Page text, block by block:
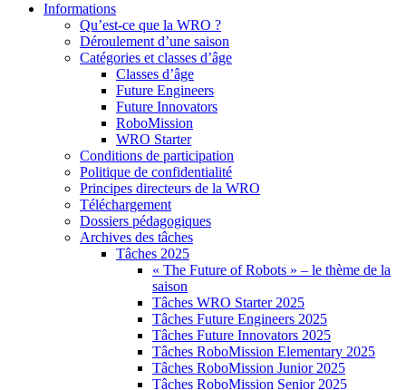
Informations
Qu’est-ce que la WRO ?
Déroulement d’une saison
Catégories et classes d’âge
Classes d’âge
Future Engineers
Future Innovators
RoboMission
WRO Starter
Conditions de participation
Politique de confidentialité
Principes directeurs de la WRO
Téléchargement
Dossiers pédagogiques
Archives des tâches
Tâches 2025
« The Future of Robots » – le thème de la
saison
Tâches WRO Starter 2025
Tâches Future Engineers 2025
Tâches Future Innovators 2025
Tâches RoboMission Elementary 2025
Tâches RoboMission Junior 2025
Tâches RoboMission Senior 2025